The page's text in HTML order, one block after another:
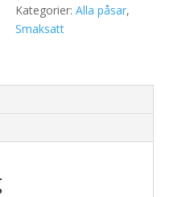
Kategorier:Alla påsar,
Smaksatt